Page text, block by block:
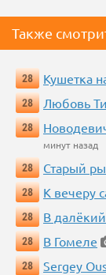
Также
28 Кушетка
28
Любовь
28
минут назад
28
Старый
28
К вечеру
28
В
28
В Гомеле
28
Sergey